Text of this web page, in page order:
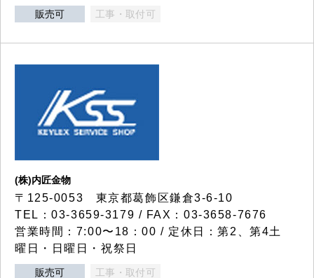
販売可 工事・取付可
(株)内匠金物
〒125-0053 東京都葛飾区鎌倉3-6-10
TEL：03-3659-3179 / FAX：03-3658-7676
営業時間：7:00〜18：00 / 定休日：第2、第4土
曜日・日曜日・祝祭日
販売可 工事・取付可